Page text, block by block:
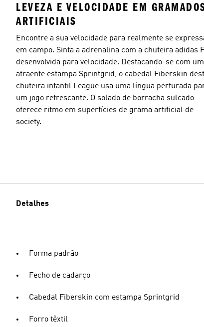
LEVEZA E VELOCIDADE EM
ARTIFICIAIS
Encontre a sua velocidade para realmente se
em campo. Sinta a adrenalina com a chuteira adidas
desenvolvida para velocidade. Destacando-se com
atraente estampa Sprintgrid, o cabedal Fiberskin
chuteira infantil League usa uma língua perfurada
um jogo refrescante. O solado de borracha sulcado
oferece ritmo em superfícies de grama artificial de
society.
Detalhes
Forma padrão
Fecho de cadarço
Cabedal Fiberskin com estampa Sprintgrid
Forro têxtil